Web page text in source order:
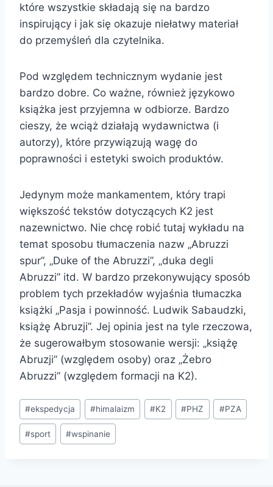
które wszystkie składają się na bardzo
inspirujący i jak się okazuje niełatwy materiał
do przemyśleń dla czytelnika.
Pod względem technicznym wydanie jest
bardzo dobre. Co ważne, również językowo
książka jest przyjemna w odbiorze. Bardzo
cieszy, że wciąż działają wydawnictwa (i
autorzy), które przywiązują wagę do
poprawności i estetyki swoich produktów.
Jedynym może mankamentem, który trapi
większość tekstów dotyczących K2 jest
nazewnictwo. Nie chcę robić tutaj wykładu na
temat sposobu tłumaczenia nazw „Abruzzi
spur”, „Duke of the Abruzzi”, „duka degli
Abruzzi” itd. W bardzo przekonywujący sposób
problem tych przekładów wyjaśnia tłumaczka
książki „Pasja i powinność. Ludwik Sabaudzki,
książę Abruzji”. Jej opinia jest na tyle rzeczowa,
że sugerowałbym stosowanie wersji: „książę
Abruzji” (względem osoby) oraz „Żebro
Abruzzi” (względem formacji na K2).
Tagi
wpisu:
#ekspedycja #himalaizm #K2 #PHZ #PZA
#sport #wspinanie